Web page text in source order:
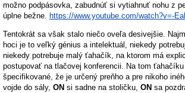
možno podpásovka, zabudnúť si vytiahnuť nohu z
úplne bežne. https://www.youtube.com/watch?v=-
Tentokrát sa však stalo niečo oveľa desivejšie.
hoci je to veľký génius a intelektuál, niekedy
niekedy potrebuje malý ťahačík, na ktorom má
postupovať na tlačovej konferencii. Na tom
špecifikované, že je určený preňho a pre nikoho
vojde do sály, ON si sadne na stoličku, ON sa